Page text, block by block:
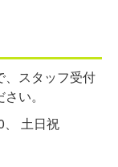
、スタッフ受付
い。
、 土日祝